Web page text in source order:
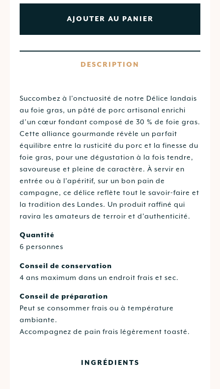
AJOUTER AU PANIER
DESCRIPTION
INGRÉDIENTS
Succombez à l’onctuosité de notre Délice landais
au foie gras, un pâté de porc artisanal enrichi
d’un cœur fondant composé de 30 % de foie gras.
Cette alliance gourmande révèle un parfait
équilibre entre la rusticité du porc et la finesse du
foie gras, pour une dégustation à la fois tendre,
savoureuse et pleine de caractère. À servir en
entrée ou à l’apéritif, sur un bon pain de
campagne, ce délice reflète tout le savoir-faire et
la tradition des Landes. Un produit raffiné qui
ravira les amateurs de terroir et d’authenticité.
Quantité
6 personnes
Conseil de conservation
4 ans maximum dans un endroit frais et sec.
Conseil de préparation
Peut se consommer frais ou à température
ambiante.
Accompagnez de pain frais légèrement toasté.